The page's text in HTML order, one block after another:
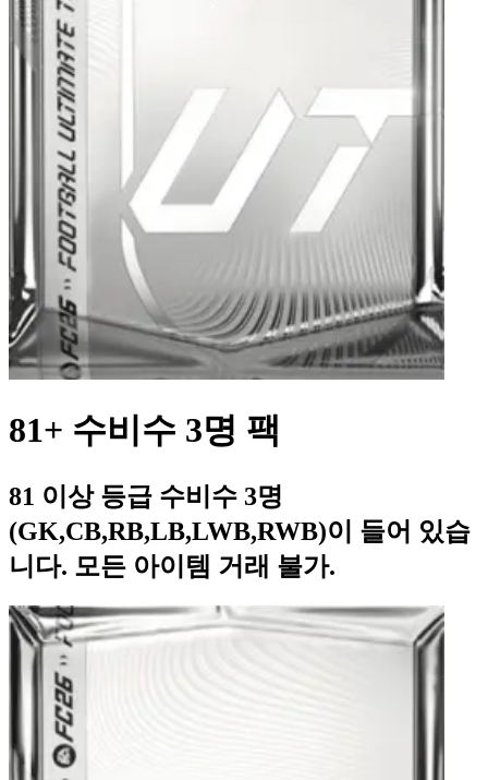
81+ 수비수 3명 팩
81 이상 등급 수비수 3명
(GK,CB,RB,LB,LWB,RWB)이 들어 있습
니다. 모든 아이템 거래 불가.